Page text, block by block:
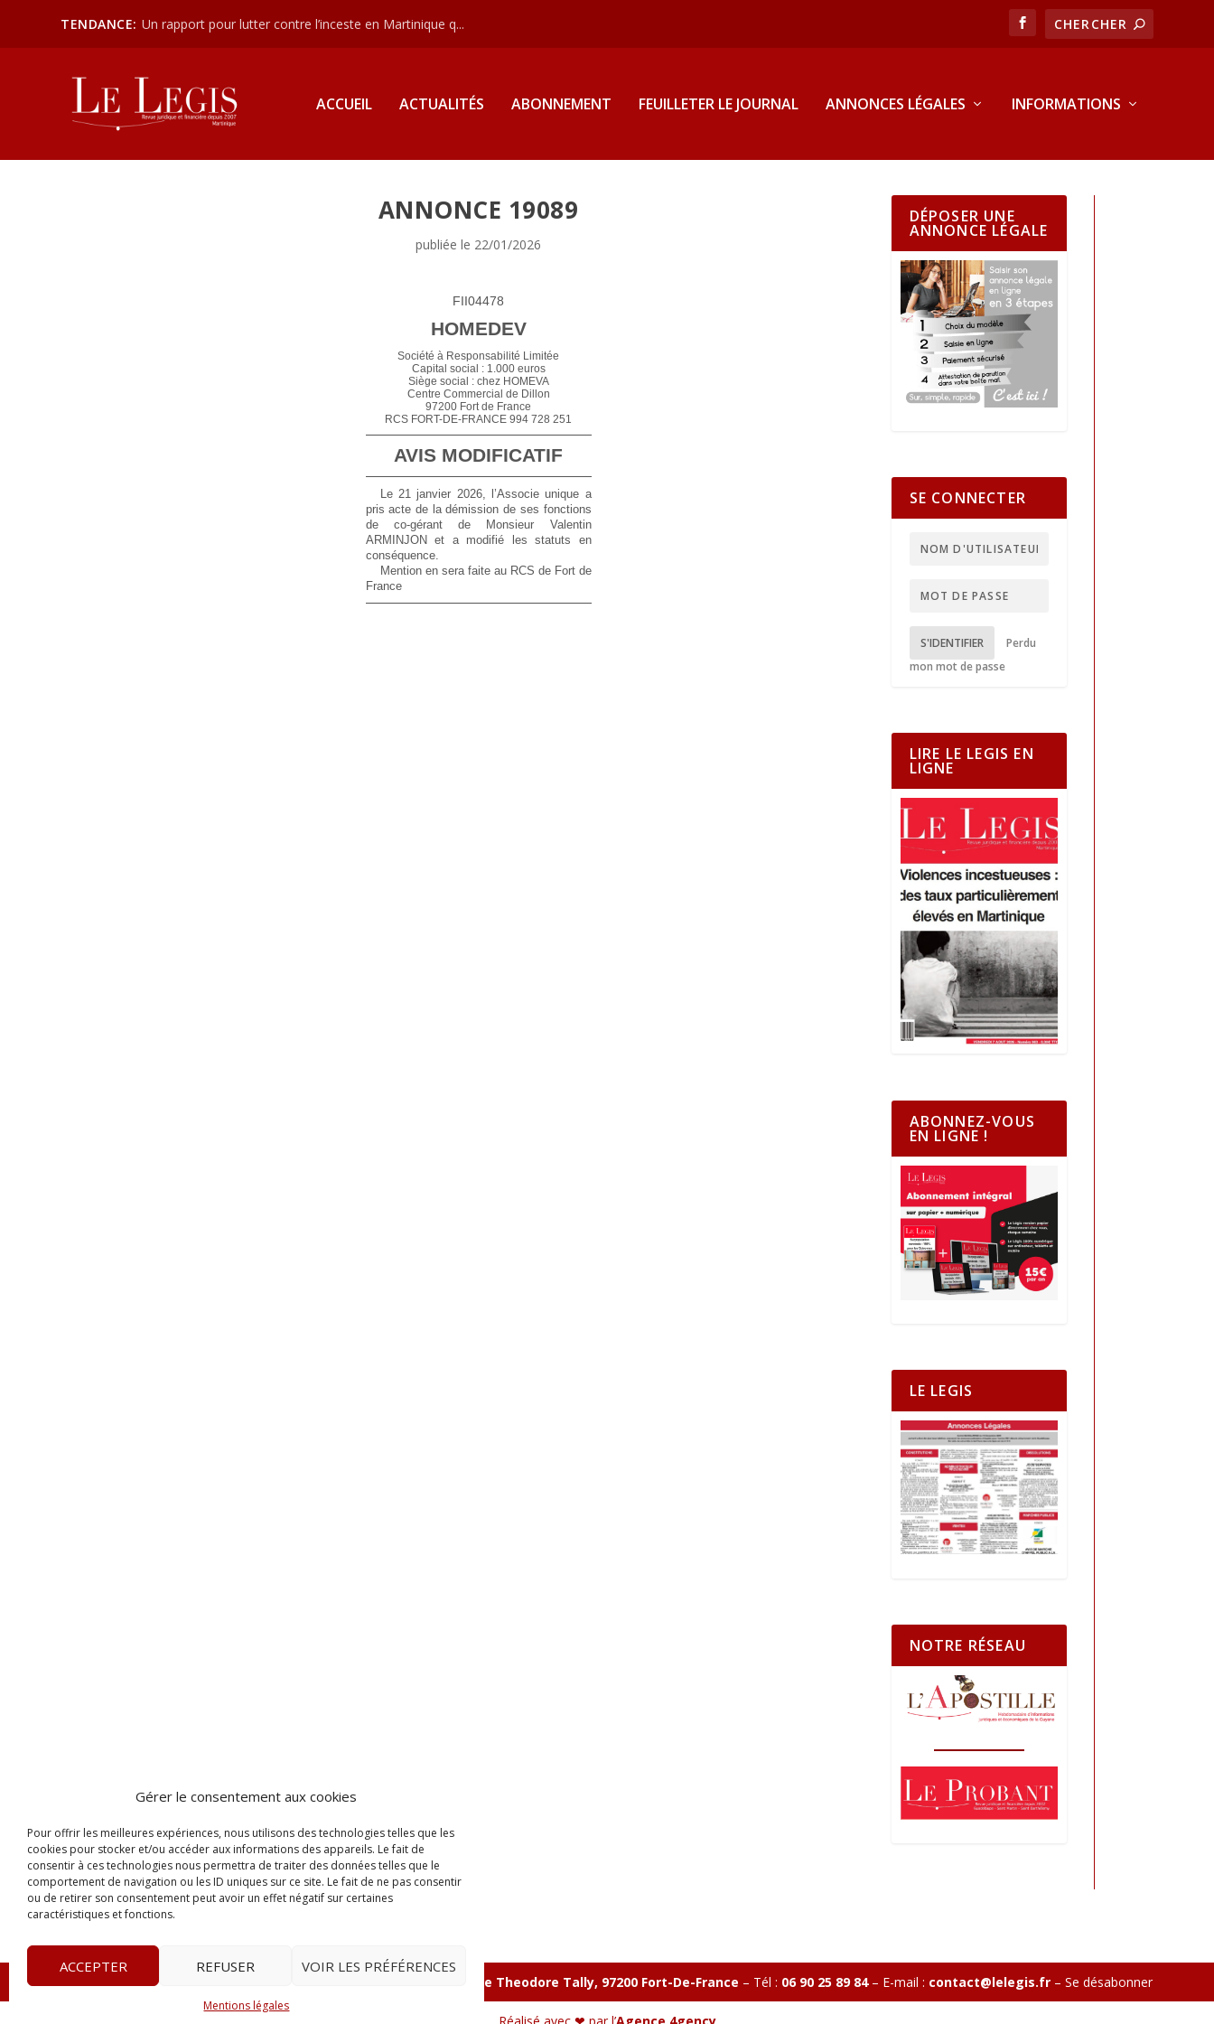
Gérer le consentement aux cookies
Pour offrir les meilleures expériences, nous utilisons des technologies telles que les
cookies pour stocker et/ou accéder aux informations des appareils. Le fait de
consentir à ces technologies nous permettra de traiter des données telles que le
comportement de navigation ou les ID uniques sur ce site. Le fait de ne pas consentir
ou de retirer son consentement peut avoir un effet négatif sur certaines
caractéristiques et fonctions.
ACCEPTER REFUSER VOIR LES PRÉFÉRENCES
Mentions légales
TENDANCE: Un rapport pour lutter contre l’inceste en Martinique q...
ACCUEIL ACTUALITÉS ABONNEMENT FEUILLETER LE JOURNAL ANNONCES LÉGALES INFORMATIONS
ANNONCE 19089
publiée le 22/01/2026
FII04478
HOMEDEV
Société à Responsabilité Limitée
Capital social : 1.000 euros
Siège social : chez HOMEVA
Centre Commercial de Dillon
97200 Fort de France
RCS FORT-DE-FRANCE 994 728 251
AVIS MODIFICATIF
Le 21 janvier 2026, l’Associe unique a
pris acte de la démission de ses fonctions
de co-gérant de Monsieur Valentin
ARMINJON et a modifié les statuts en
conséquence.
Mention en sera faite au RCS de Fort de
France
DÉPOSER UNE
ANNONCE LÉGALE
SE CONNECTER
S'IDENTIFIER
Perdu
mon mot de passe
LIRE LE LEGIS EN
LIGNE
ABONNEZ-VOUS
EN LIGNE !
LE LEGIS
NOTRE RÉSEAU
© 2023Le Legis Zone Franche Cité Dillon 365 B rue Theodore Tally, 97200 Fort-De-France – Tél : 06 90 25 89 84– E-mail : contact@lelegis.fr– Se désabonner